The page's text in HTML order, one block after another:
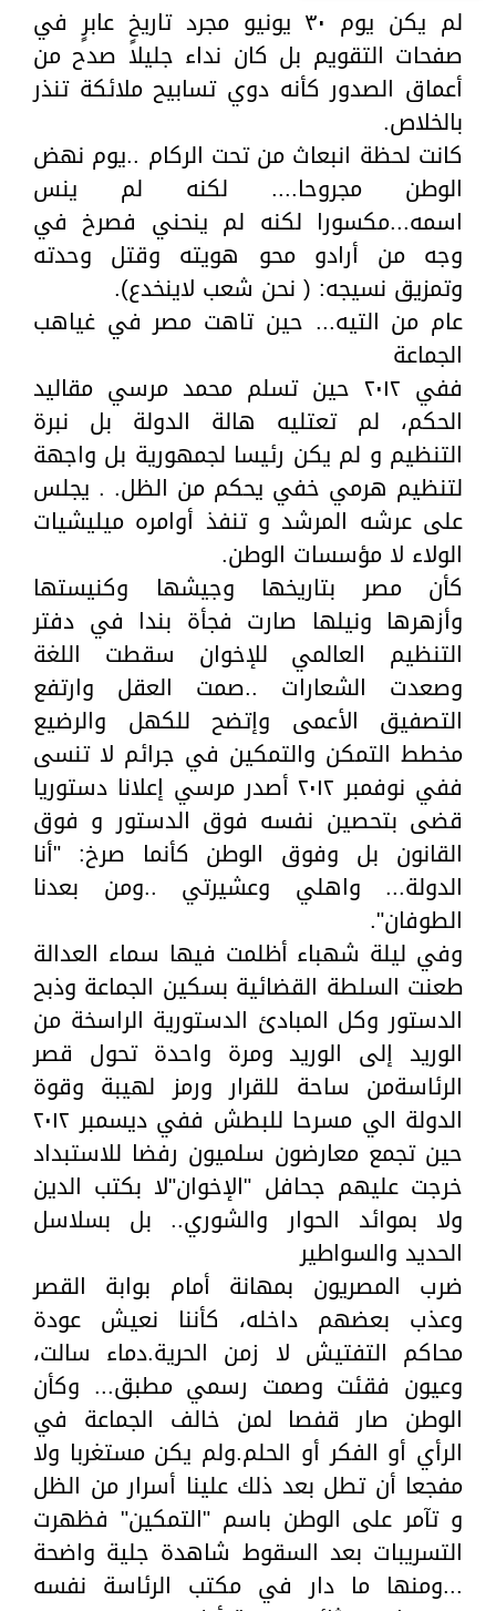
لم يكن يوم ٣٠ يونيو مجرد تاريخٍ عابرٍ في
صفحات التقويم بل كان نداء جليلا صدح من
أعماق الصدور كأنه دوي تسابيح ملائكة تنذر
بالخلاص.
كانت لحظة انبعاث من تحت الركام ..يوم نهض
الوطن مجروحا.... لكنه لم ينس
اسمه...مكسورا لكنه لم ينحني فصرخ في
وجه من أرادو محو هويته وقتل وحدته
وتمزيق نسيجه: ( نحن شعب لاينخدع).
عام من التيه... حين تاهت مصر في غياهب
الجماعة
ففي ٢٠١٢ حين تسلم محمد مرسي مقاليد
الحكم، لم تعتليه هالة الدولة بل نبرة
التنظيم و لم يكن رئيسا لجمهورية بل واجهة
لتنظيم هرمي خفي يحكم من الظل. . يجلس
على عرشه المرشد و تنفذ أوامره ميليشيات
الولاء لا مؤسسات الوطن.
كأن مصر بتاريخها وجيشها وكنيستها
وأزهرها ونيلها صارت فجأة بندا في دفتر
التنظيم العالمي للإخوان سقطت اللغة
وصعدت الشعارات ..صمت العقل وارتفع
التصفيق الأعمى وإتضح للكهل والرضيع
مخطط التمكن والتمكين في جرائم لا تنسى
ففي نوفمبر ٢٠١٢ أصدر مرسي إعلانا دستوريا
قضى بتحصين نفسه فوق الدستور و فوق
القانون بل وفوق الوطن كأنما صرخ: "أنا
الدولة... واهلي وعشيرتي ..ومن بعدنا
الطوفان".
وفي ليلة شهباء أظلمت فيها سماء العدالة
طعنت السلطة القضائية بسكين الجماعة وذبح
الدستور وكل المبادئ الدستورية الراسخة من
الوريد إلى الوريد ومرة واحدة تحول قصر
الرئاسةمن ساحة للقرار ورمز لهيبة وقوة
الدولة الي مسرحا للبطش ففي ديسمبر ٢٠١٢
حين تجمع معارضون سلميون رفضا للاستبداد
خرجت عليهم جحافل "الإخوان"لا بكتب الدين
ولا بموائد الحوار والشوري.. بل بسلاسل
الحديد والسواطير
ضرب المصريون بمهانة أمام بوابة القصر
وعذب بعضهم داخله، كأننا نعيش عودة
محاكم التفتيش لا زمن الحرية.دماء سالت،
وعيون فقئت وصمت رسمي مطبق... وكأن
الوطن صار قفصا لمن خالف الجماعة في
الرأي أو الفكر أو الحلم.ولم يكن مستغربا ولا
مفجعا أن تطل بعد ذلك علينا أسرار من الظل
و تآمر على الوطن باسم "التمكين" فظهرت
التسريبات بعد السقوط شاهدة جلية واضحة
...ومنها ما دار في مكتب الرئاسة نفسه